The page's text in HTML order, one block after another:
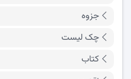
جزوه
چک لیست
کتاب